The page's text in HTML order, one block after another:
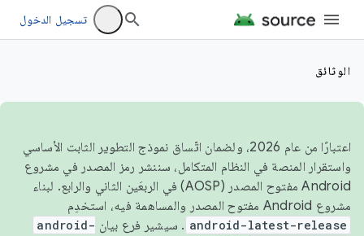
تسجيل الدخول
الوثائق
اعتبارًا من عام 2026، ولضمان اتّساق نموذج التطوير الثابت الأساسي
واستقرار المنصة في النظام المتكامل، سننشر رمز المصدر في مشروع
Android مفتوح المصدر (AOSP) في الربعَين الثاني والرابع. لبناء
مشروع Android مفتوح المصدر والمساهمة فيه، استخدِم
android-latest-release . سيشير فرع بيان android-